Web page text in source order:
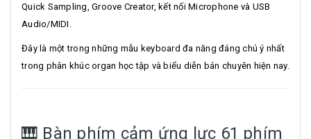
Quick Sampling, Groove Creator, kết nối Microphone và USB
Audio/MIDI.
Đây là một trong những mẫu keyboard đa năng đáng chú ý nhất
trong phân khúc organ học tập và biểu diễn bán chuyên hiện nay.
🎹 Bàn phím cảm ứng lực 61 phím